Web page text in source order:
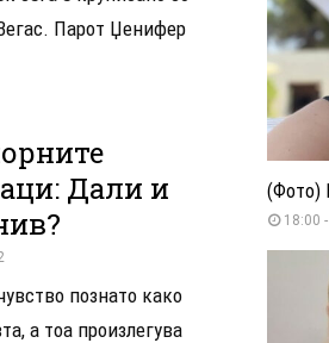
Парот Џенифер
Дали и
познато како
а тоа произлегува
(Фото)
18:00